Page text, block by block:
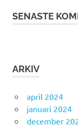
SENASTE
ARKIV
april 2024
januari 2024
december